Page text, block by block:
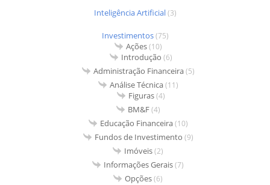
Inteligência Artificial(3)
Investimentos(75)
Ações(10)
Introdução (6)
Administração Financeira(5)
Análise Técnica(11)
Figuras(4)
BM&F(4)
Educação Financeira(10)
Fundos de Investimento (9)
Imóveis(2)
Informações Gerais(7)
Opções(6)